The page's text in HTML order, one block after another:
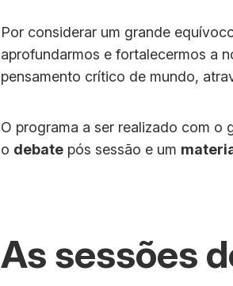
Por considerar um grande
aprofundarmos e fortalecermos a
pensamento crítico de mundo,
O programa a ser realizado com o
o debate pós sessão e um
As sessões